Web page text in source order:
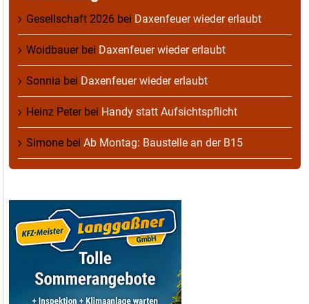
Gesellschaft 2026 bei Daxenfeuer wieder erlaubt
Woidbauerbei Daxenfeuer wieder erlaubt
Sonnia bei Daxenfeuer wieder erlaubt
Heinz Peterbei Handy statt Aufsichtspflicht
Simone bei Ab Montag: Baustelle an der B15